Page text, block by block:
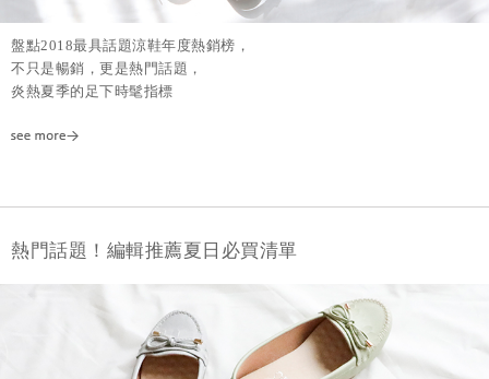
盤點2018最具話題涼鞋年度熱銷榜，
不只是暢銷，更是熱門話題，
炎熱夏季的足下時髦指標
熱門話題！編輯推薦夏日必買清單